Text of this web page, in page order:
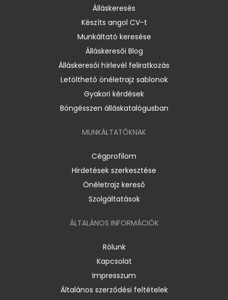
Álláskeresés
Készíts angol CV-t
Munkáltató keresése
Álláskeresői Blog
Álláskeresői hírlevél feliratkozás
Letölthető önéletrajz sablonok
Gyakori kérdések
Böngésszen álláskatalógusban
MUNKÁLTATÓKNAK
Cégprofilom
Hirdetések szerkesztése
Önéletrajz kereső
Szolgáltatások
ÁLTALÁNOS INFORMÁCIÓK
Rólunk
Kapcsolat
Impresszum
Általános szerződési feltételek